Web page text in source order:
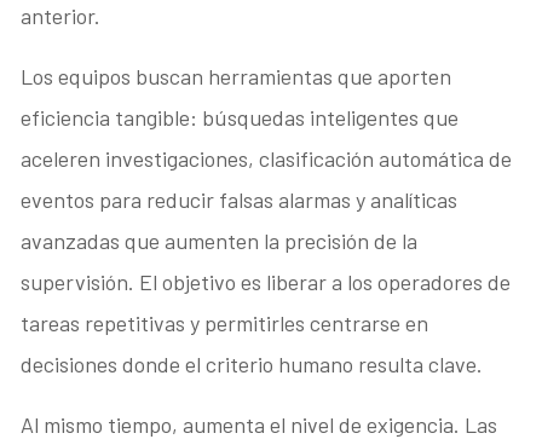
anterior.
Los equipos buscan herramientas que aporten
eficiencia tangible: búsquedas inteligentes que
aceleren investigaciones, clasificación automática de
eventos para reducir falsas alarmas y analíticas
avanzadas que aumenten la precisión de la
supervisión. El objetivo es liberar a los operadores de
tareas repetitivas y permitirles centrarse en
decisiones donde el criterio humano resulta clave.
Al mismo tiempo, aumenta el nivel de exigencia. Las